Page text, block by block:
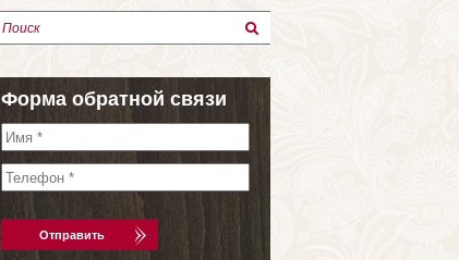
Поиск
Форма обратной связи